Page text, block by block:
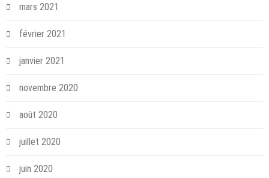
mars 2021
février 2021
janvier 2021
novembre 2020
août 2020
juillet 2020
juin 2020